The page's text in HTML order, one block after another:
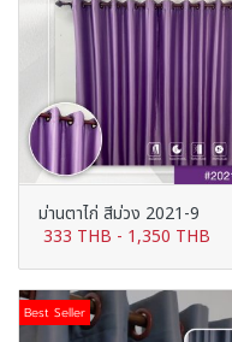
ม่านตาไก่ สีม่วง 2021-9
333 THB - 1,350 THB
Best Seller